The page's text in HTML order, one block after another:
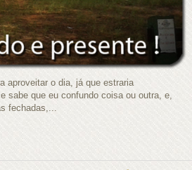
aproveitar o dia, já que estraria
sabe que eu confundo coisa ou outra, e,
fechadas,...